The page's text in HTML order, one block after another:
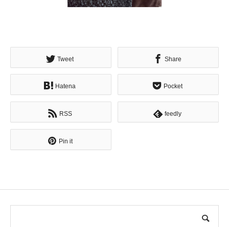
Tweet Share
Hatena Pocket
RSS feedly
Pin it